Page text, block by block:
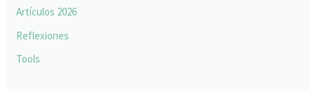
Artículos 2026
Reflexiones
Tools